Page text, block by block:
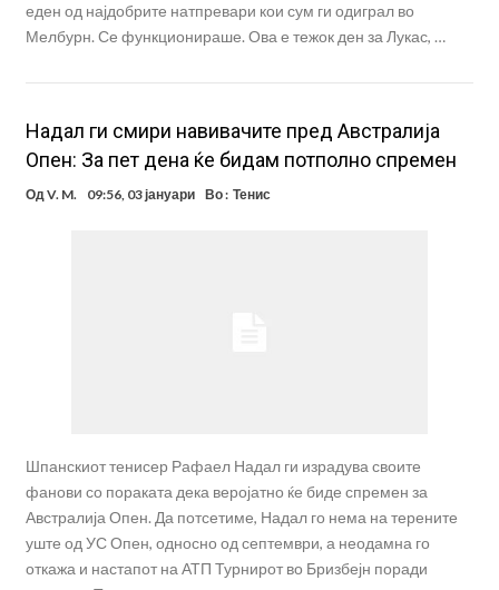
еден од најдобрите натпревари кои сум ги одиграл во
Мелбурн. Се функционираше. Ова е тежок ден за Лукас, …
Надал ги смири навивачите пред Австралија
Опен: За пет дена ќе бидам потполно спремен
ОдV. M. 09:56, 03 јануари Во : Тенис
Шпанскиот тенисер Рафаел Надал ги израдува своите
фанови со пораката дека веројатно ќе биде спремен за
Австралија Опен. Да потсетиме, Надал го нема на терените
уште од УС Опен, односно од септември, а неодамна го
откажа и настапот на АТП Турнирот во Бризбејн поради